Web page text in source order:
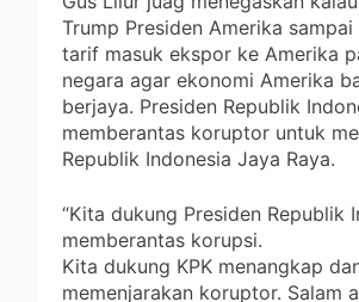
Trump Presiden Amerika sampai
tarif masuk ekspor ke Amerika
negara agar ekonomi Amerika
berjaya. Presiden Republik
memberantas koruptor untuk
Republik Indonesia Jaya Raya.
“Kita dukung Presiden Republik
memberantas korupsi.
Kita dukung KPK menangkap
memenjarakan koruptor. Salam